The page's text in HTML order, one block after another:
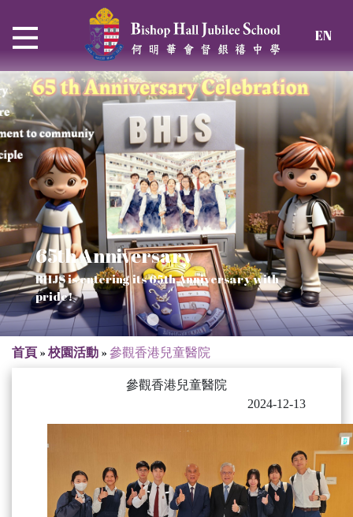
EN
Thrive and Shine in HKDSE
2026
65th Anniversary
BHJS is entering its 65th Anniversary with
pride!
Verse of July
SOLAR POWER PROJECT
Our Mission to a sustainable future
CHRISTIAN EDUCATION
We rejoice in the knowledge of God's truth
首頁»校園活動»參觀香港兒童醫院
參觀香港兒童醫院
2024-12-13